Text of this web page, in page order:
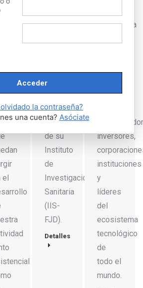
el
Genética
Jiménez
Díaz y
directora
científica
de su
Instituto
de
Investigación
Sanitaria
(IIS-
FJD).
Detalles
inteligencia
Madrid
inversores,
instituciones
y
líderes
del
ecosistema
tecnológico
de
todo el
mundo.
la contraseña?
una cuenta? Asóciate